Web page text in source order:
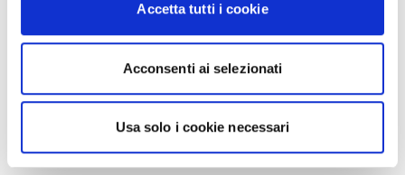
Accetta tutti i cookie
Acconsenti ai selezionati
Usa solo i cookie necessari